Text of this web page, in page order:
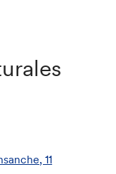
11